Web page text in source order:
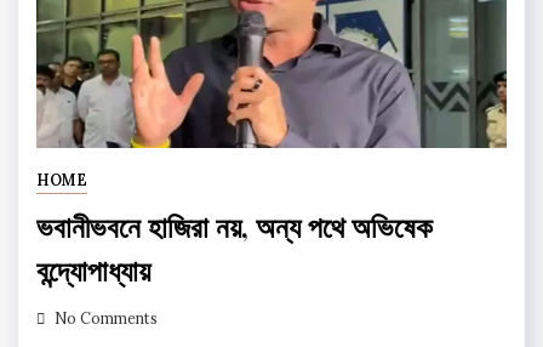
HOME
ভবানীভবনে হাজিরা নয়, অন্য পথে অভিষেক
বন্দ্যোপাধ্যায়
No Comments